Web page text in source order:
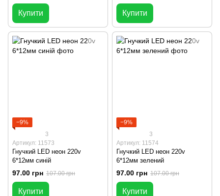
Купити Купити
−9%
3
Артикул: 11573
Гнучкий LED неон 220v
6*12мм синій
97.00 грн 107.00 грн
Купити
−9%
3
Артикул: 11574
Гнучкий LED неон 220v
6*12мм зелений
97.00 грн 107.00 грн
Купити